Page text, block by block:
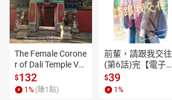
The Female Corone
r of Dali Temple Vo
l.6【有聲書】
$132
1 % (賺1 點)
前輩，請跟我交往
(第6話)完【電子
書】
$39
1 %